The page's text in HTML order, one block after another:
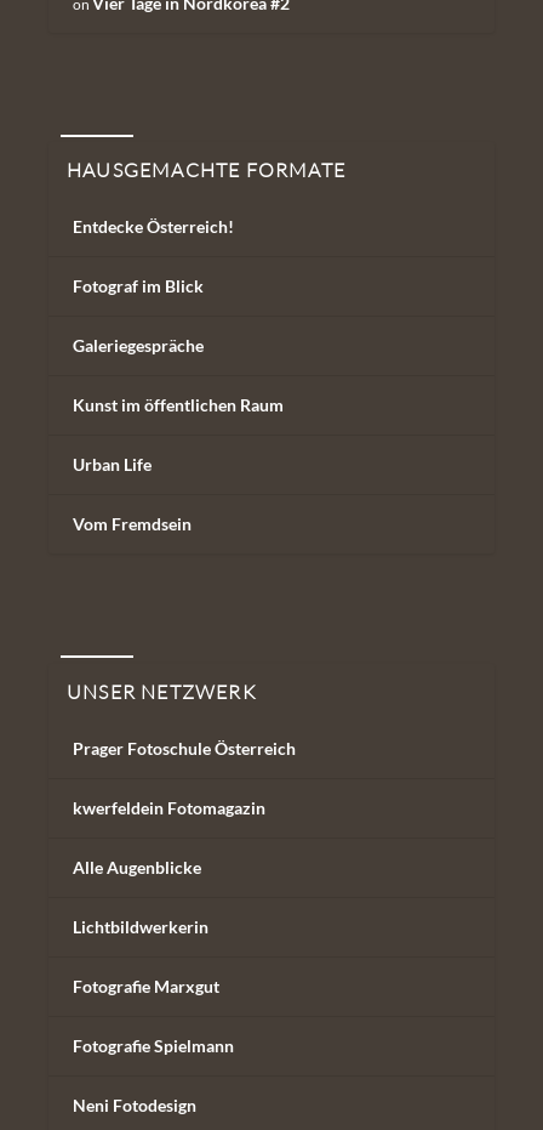
on
Hausgemachte Formate
HAUSGEMACHTE FORMATE
Entdecke Österreich!
Fotograf im Blick
Galeriegespräche
Kunst im öffentlichen Raum
Urban Life
Vom Fremdsein
Unser Netzwerk
UNSER NETZWERK
Prager Fotoschule Österreich
kwerfeldein Fotomagazin
Alle Augenblicke
Lichtbildwerkerin
Fotografie Marxgut
Fotografie Spielmann
Neni Fotodesign